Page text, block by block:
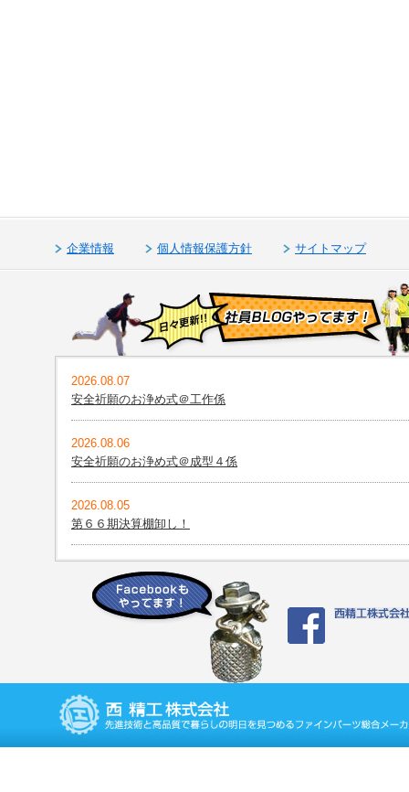
企業情報 個人情報保護方針 サイトマップ
2026.08.07
安全祈願のお浄め式＠工作係
2026.08.06
安全祈願のお浄め式＠成型４係
2026.08.05
第６６期決算棚卸し！